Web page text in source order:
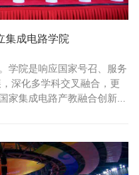
成电路学院
学院是响应国家号召、服务
深化多学科交叉融合，更
家集成电路产教融合创新...